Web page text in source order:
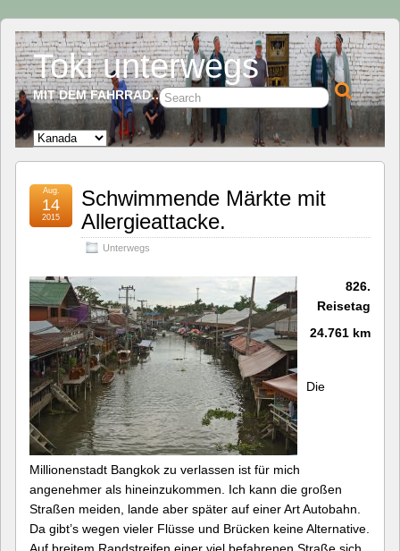
Toki unterwegs
MIT DEM FAHRRAD…
Schwimmende Märkte mit
Allergieattacke.
Unterwegs
Aug.
14
2015
826.
Reisetag
24.761 km
Die
Millionenstadt Bangkok zu verlassen ist für mich
angenehmer als hineinzukommen. Ich kann die großen
Straßen meiden, lande aber später auf einer Art Autobahn.
Da gibt’s wegen vieler Flüsse und Brücken keine Alternative.